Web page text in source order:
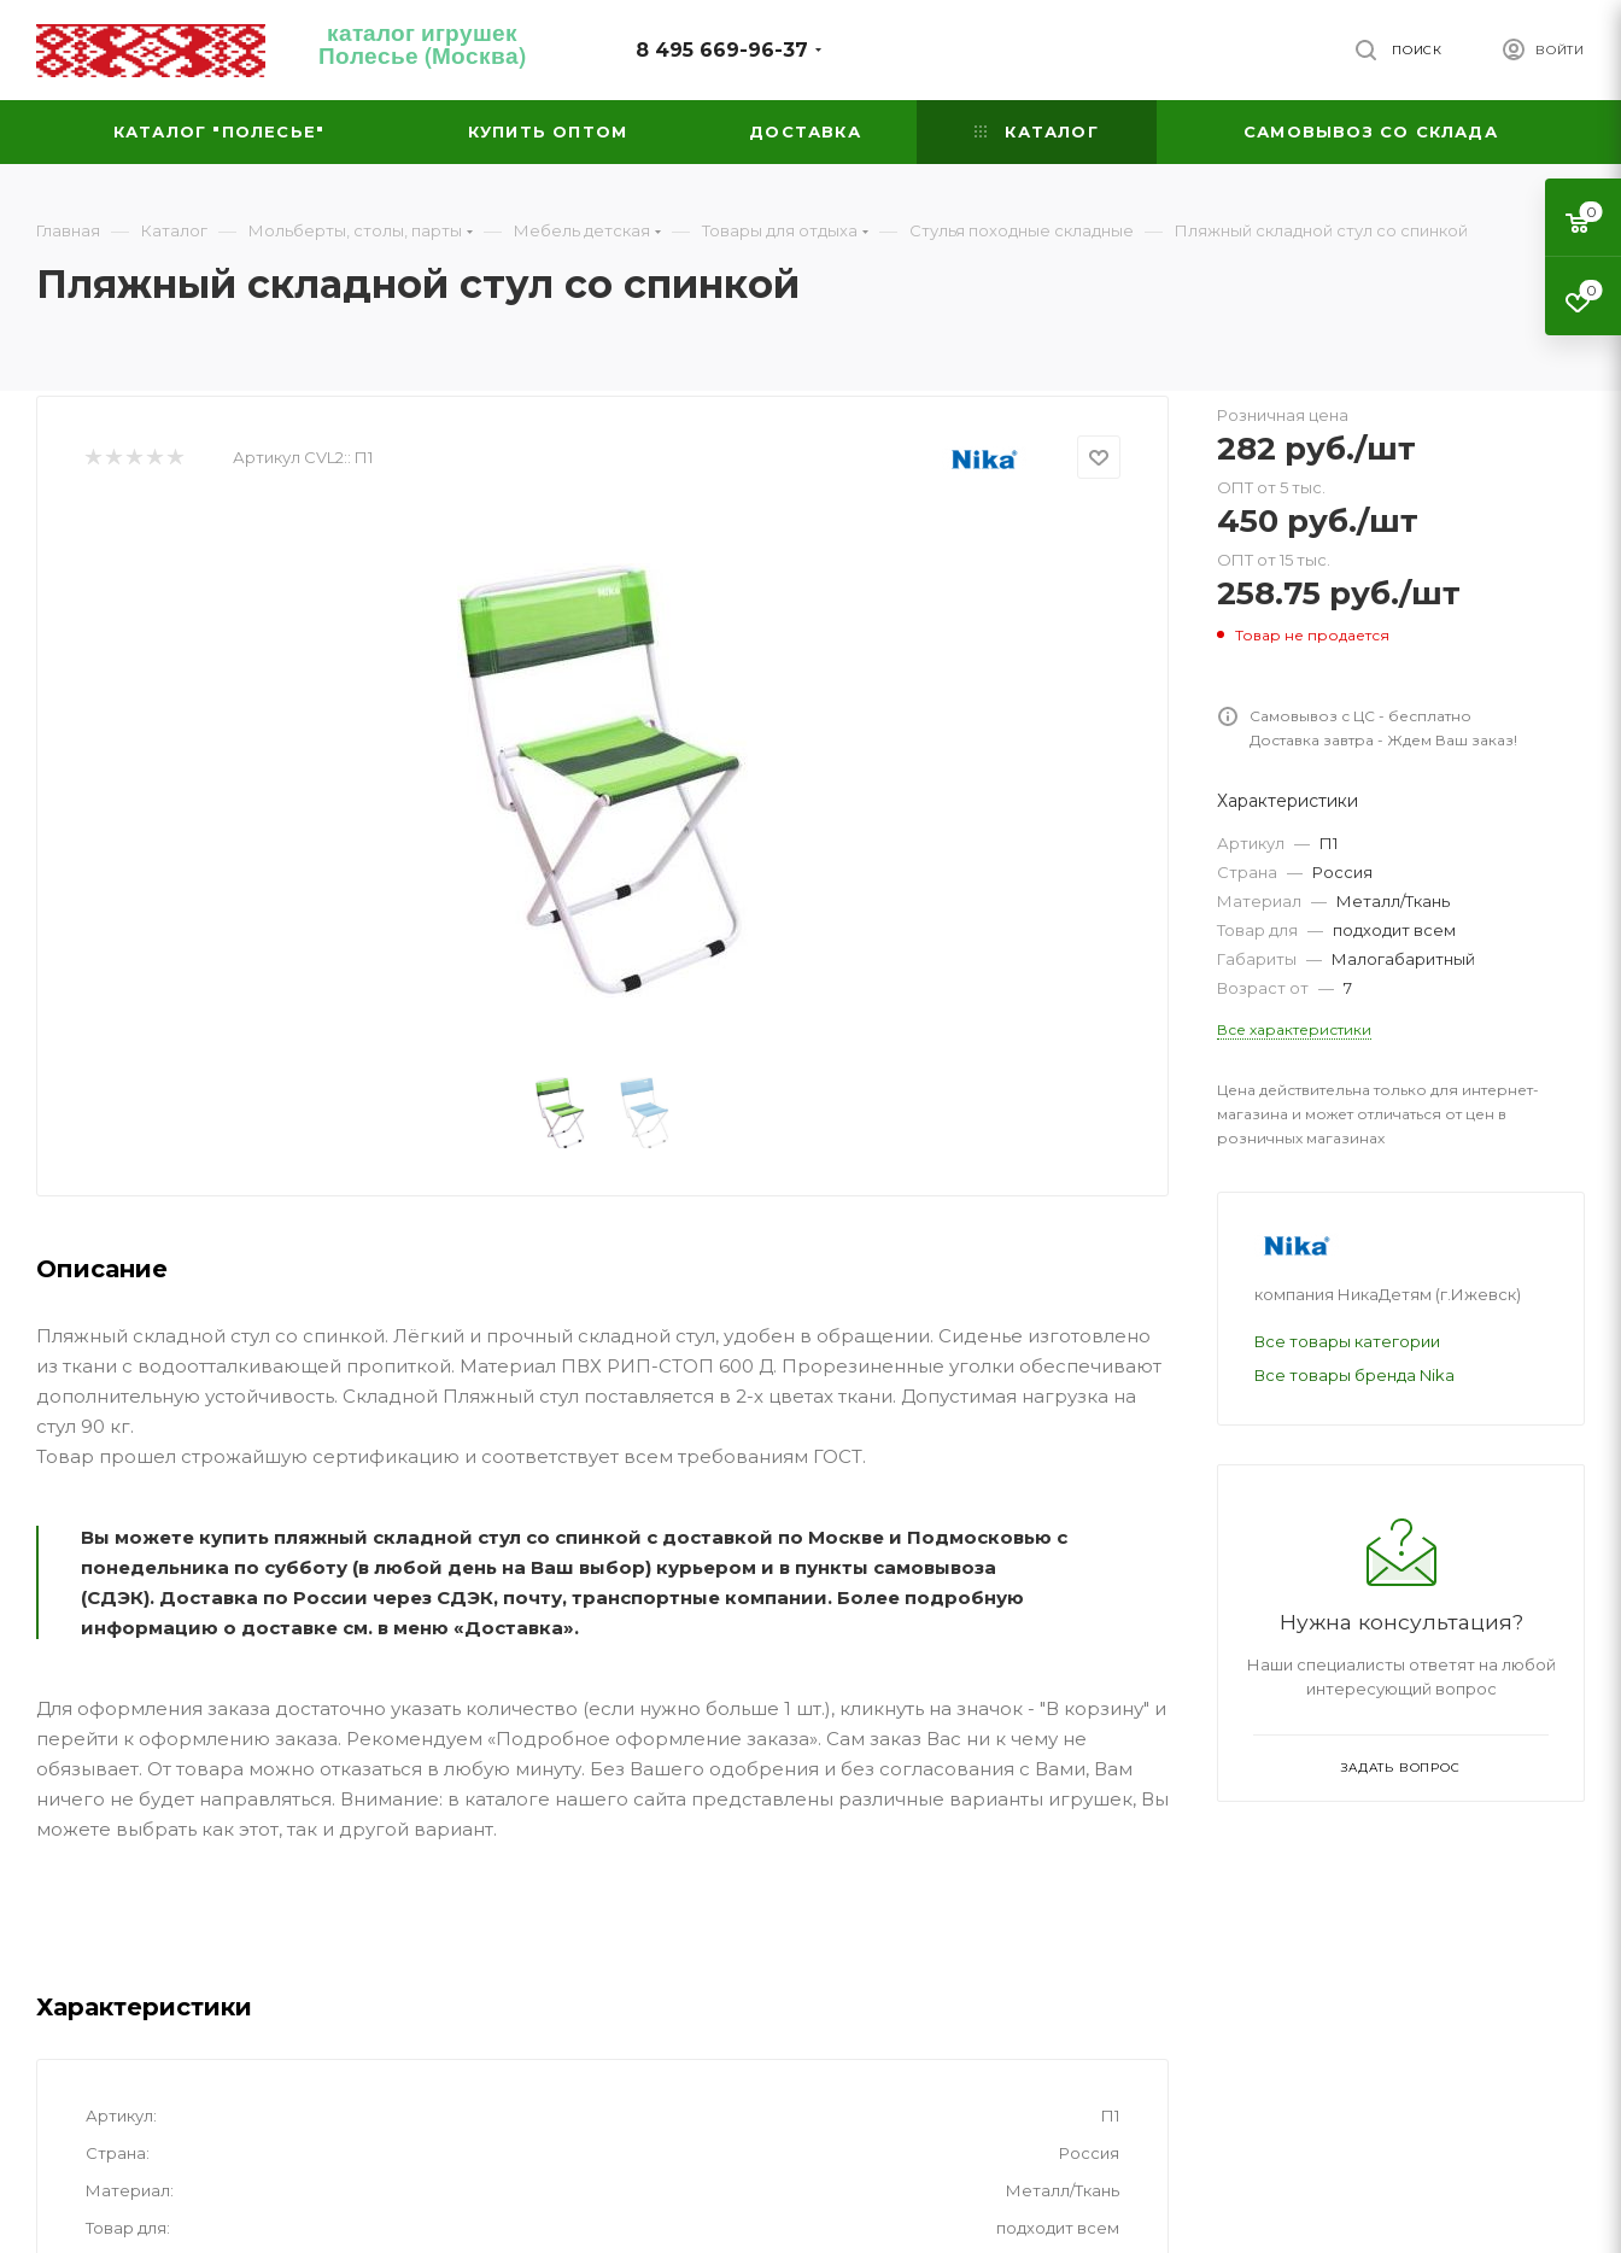
каталог игрушек
Полесье (Москва) 8 495 669-96-37 ВОЙТИ
ПОИСК
КАТАЛОГ "ПОЛЕСЬЕ" КУПИТЬ ОПТОМ ДОСТАВКА КАТАЛОГ САМОВЫВОЗ СО СКЛАДА
Главная — Каталог — Мольберты, столы, парты — Мебель детская — Товары для отдыха — Стулья походные складные — Пляжный складной стул со спинкой
Пляжный складной стул со спинкой
Артикул CVL2:: П1
Описание
Пляжный складной стул со спинкой. Лёгкий и прочный складной стул, удобен в обращении. Сиденье изготовлено
из ткани с водоотталкивающей пропиткой. Материал ПВХ РИП-СТОП 600 Д. Прорезиненные уголки обеспечивают
дополнительную устойчивость. Складной Пляжный стул поставляется в 2-х цветах ткани. Допустимая нагрузка на
стул 90 кг.
Товар прошел строжайшую сертификацию и соответствует всем требованиям ГОСТ.
Вы можете купить пляжный складной стул со спинкой с доставкой по Москве и Подмосковью с
понедельника по субботу (в любой день на Ваш выбор) курьером и в пункты самовывоза
(СДЭК). Доставка по России через СДЭК, почту, транспортные компании. Более подробную
информацию о доставке см. в меню «Доставка».
Для оформления заказа достаточно указать количество (если нужно больше 1 шт.), кликнуть на значок - "В корзину" и
перейти к оформлению заказа. Рекомендуем «Подробное оформление заказа». Сам заказ Вас ни к чему не
обязывает. От товара можно отказаться в любую минуту. Без Вашего одобрения и без согласования с Вами, Вам
ничего не будет направляться. Внимание: в каталоге нашего сайта представлены различные варианты игрушек, Вы
можете выбрать как этот, так и другой вариант.
Характеристики
Артикул
П1
Страна
Россия
Материал
Металл/Ткань
Товар для
подходит всем
Розничная цена
282 руб./шт
ОПТ от 5 тыс.
450 руб./шт
ОПТ от 15 тыс.
258.75 руб./шт
Товар не продается
Самовывоз с ЦС - бесплатно
Доставка завтра - Ждем Ваш заказ!
Характеристики
Артикул — П1
Страна — Россия
Материал — Металл/Ткань
Товар для — подходит всем
Габариты — Малогабаритный
Возраст от — 7
Все характеристики
Цена действительна только для интернет-
магазина и может отличаться от цен в
розничных магазинах
компания НикаДетям (г.Ижевск)
Все товары категории
Все товары бренда Nika
Нужна консультация?
Наши специалисты ответят на любой
интересующий вопрос
ЗАДАТЬ ВОПРОС
0
0